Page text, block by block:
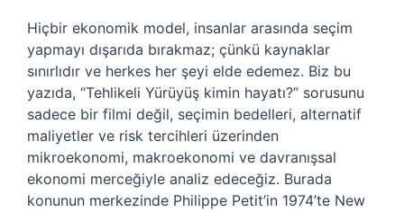
Hiçbir ekonomik model, insanlar arasında seçim
yapmayı dışarıda bırakmaz; çünkü kaynaklar
sınırlıdır ve herkes her şeyi elde edemez. Biz bu
yazıda, “Tehlikeli Yürüyüş kimin hayatı?” sorusunu
sadece bir filmi değil, seçimin bedelleri, alternatif
maliyetler ve risk tercihleri üzerinden
mikroekonomi, makroekonomi ve davranışsal
ekonomi merceğiyle analiz edeceğiz. Burada
konunun merkezinde Philippe Petit’in 1974’te New